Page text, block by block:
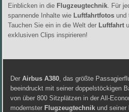
Einblicken in die Flugzeugtechnik . Für
spannende Inhalte wie Luftfahrtfotos und
Tauchen Sie ein in die Welt der Luftfahrt
exklusiven Clips inspirieren!
DerAirbus A380 , das größte
beeindruckt mit seiner doppelstöckigen
von über 800 Sitzplätzen in der All-
modernster Flugzeugtechnik und seiner